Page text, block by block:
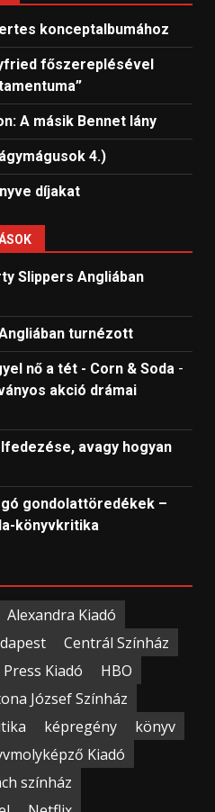
konceptalbumához
főszereplésével
A másik Bennet lány
4.)
díjakat
Slippers Angliában
turnézott
nő a tét - Corn & Soda -
akció drámai
avagy hogyan
gondolattöredékek –
könyvkritika
Alexandra Kiadó
Centrál Színház
Kiadó
HBO
József Színház
képregény
könyv
Kiadó
színház